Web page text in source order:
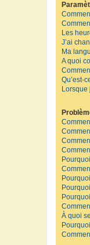
Les
J’ai
Ma
A quoi
Qu’est-
Lorsque
À quoi